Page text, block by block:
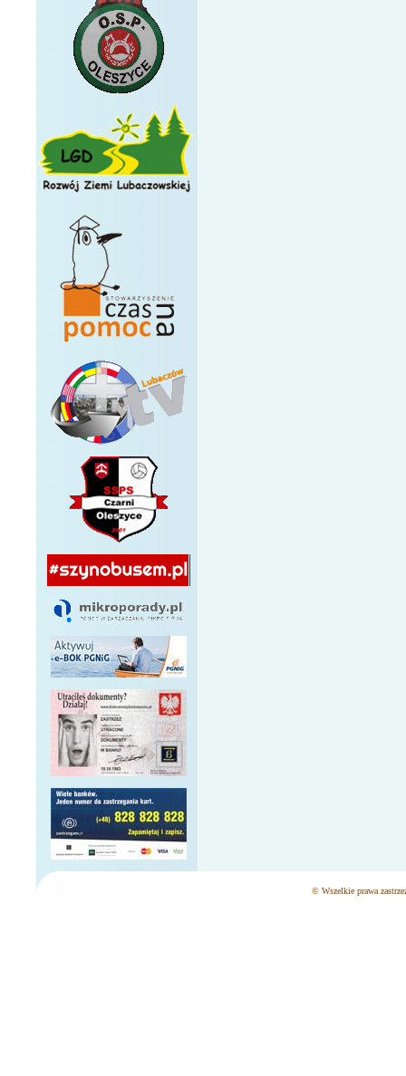
© Wszelkie prawa